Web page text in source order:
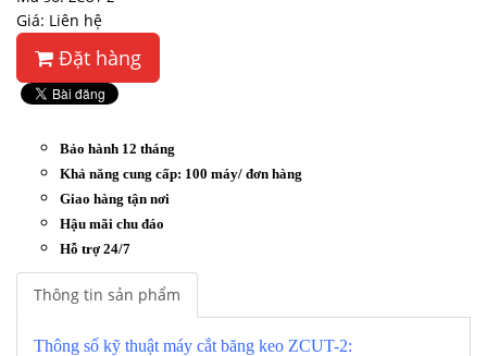
Giá: Liên hệ
Đặt hàng
Bảo hành 12 tháng
Khả năng cung cấp: 100 máy/ đơn hàng
Giao hàng tận nơi
Hậu mãi chu đáo
Hỗ trợ 24/7
Thông tin sản phẩm
Thông số kỹ thuật máy cắt băng keo ZCUT-2: